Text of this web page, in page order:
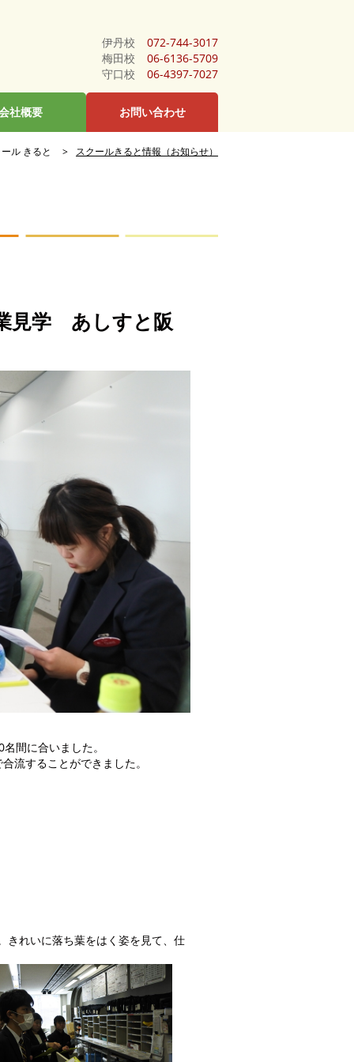
伊丹校
072-744-3017
梅田校
06-6136-5709
守口校
06-4397-7027
社概要 お問い合わせ
ル きると スクールきると情報（お知らせ）
見学 あしすと阪
間に合いました。
流することができました。
きれいに落ち葉をはく姿を見て、仕